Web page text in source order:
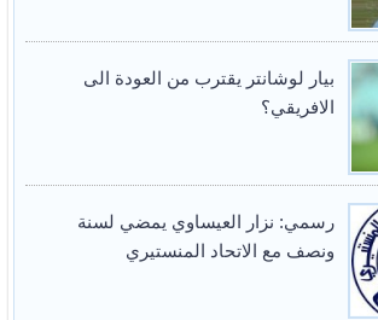
بيار لوشانتر يقترب من العودة الى
الافريقي؟
رسمي: نزار العيساوي يمضي لسنة
ونصف مع الاتحاد المنستيري